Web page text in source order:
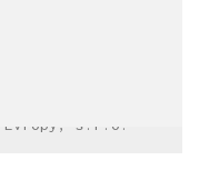
Evropy, s.r.o.